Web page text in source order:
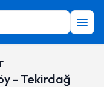
- Tekirdağ